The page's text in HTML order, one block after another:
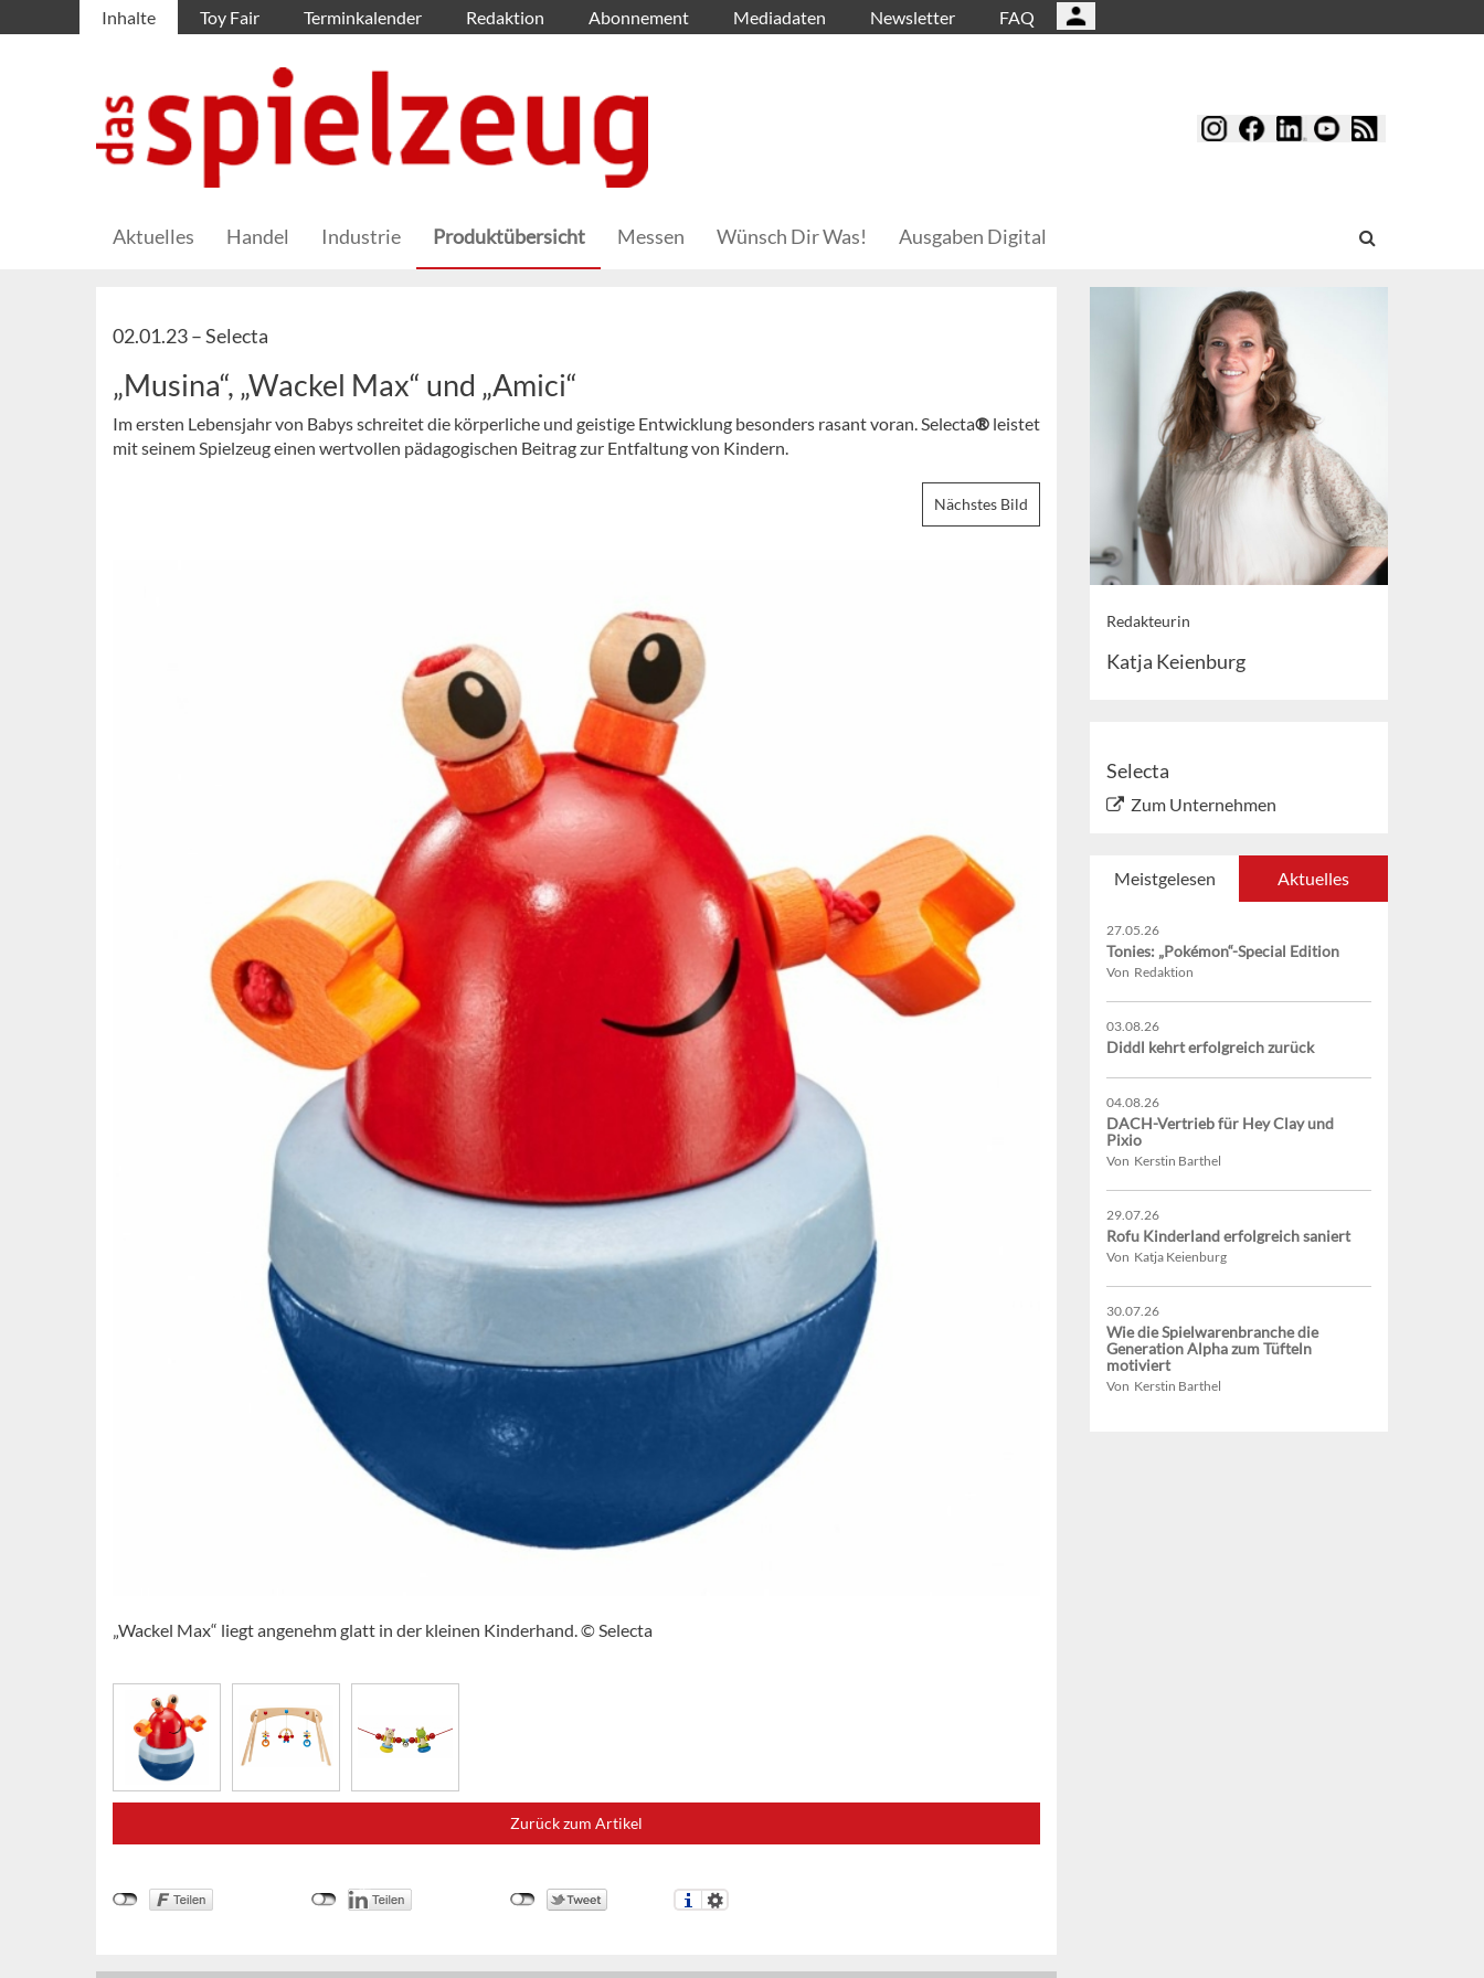
Inhalte Toy Fair Terminkalender Redaktion Abonnement Mediadaten Newsletter FAQ
Aktuelles Handel Industrie Produktübersicht Messen Wünsch Dir Was! Ausgaben Digital
02.01.23 –Selecta
„Musina“, „Wackel Max“ und „Amici“
Im ersten Lebensjahr von Babys schreitet die körperliche und geistige Entwicklung besonders rasant voran. Selecta® leistet
mit seinem Spielzeug einen wertvollen pädagogischen Beitrag zur Entfaltung von Kindern.
Nächstes Bild
„Wackel Max“ liegt angenehm glatt in der kleinen Kinderhand. © Selecta
Zurück zum Artikel
Redakteurin
Katja Keienburg
Selecta
Zum Unternehmen
Meistgelesen Aktuelles
27.05.26
Tonies: „Pokémon“-Special Edition
Von Redaktion
03.08.26
Diddl kehrt erfolgreich zurück
04.08.26
DACH-Vertrieb für Hey Clay und
Pixio
Von Kerstin Barthel
29.07.26
Rofu Kinderland erfolgreich saniert
Von Katja Keienburg
30.07.26
Wie die Spielwarenbranche die
Generation Alpha zum Tüfteln
motiviert
Von Kerstin Barthel